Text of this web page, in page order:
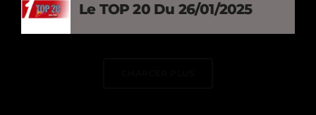
Le TOP 20 Du 26/01/2025